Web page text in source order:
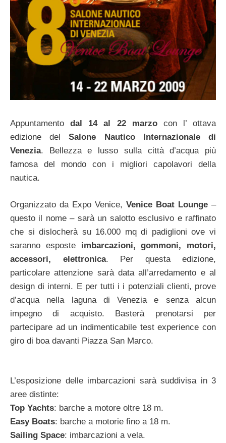
Appuntamentodal 14 al 22 marzocon l’ ottava
edizione delSalone Nautico Internazionale di
Venezia. Bellezza e lusso sulla città d’acqua più
famosa del mondo con i migliori capolavori della
nautica.
Organizzato da Expo Venice, Venice Boat Lounge –
questo il nome – sarà un salotto esclusivo e raffinato
che si dislocherà su 16.000 mq di padiglioni ove vi
saranno esposte imbarcazioni, gommoni, motori,
accessori, elettronica. Per questa edizione,
particolare attenzione sarà data all’arredamento e al
design di interni. E per tutti i i potenziali clienti, prove
d’acqua nella laguna di Venezia e senza alcun
impegno di acquisto. Basterà prenotarsi per
partecipare ad un indimenticabile test experience con
giro di boa davanti Piazza San Marco.
L’esposizione delle imbarcazioni sarà suddivisa in 3
aree distinte:
Top Yachts: barche a motore oltre 18 m.
Easy Boats: barche a motorie fino a 18 m.
Sailing Space: imbarcazioni a vela.